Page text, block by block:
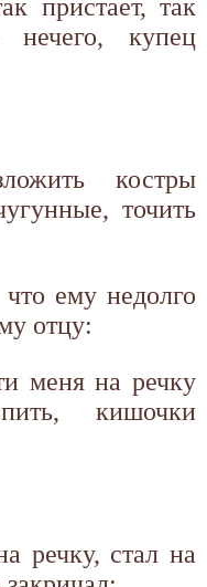
пристает, так
нечего, купец
костры
точить
ему недолго
отцу:
меня на речку
кишочки
речку, стал на